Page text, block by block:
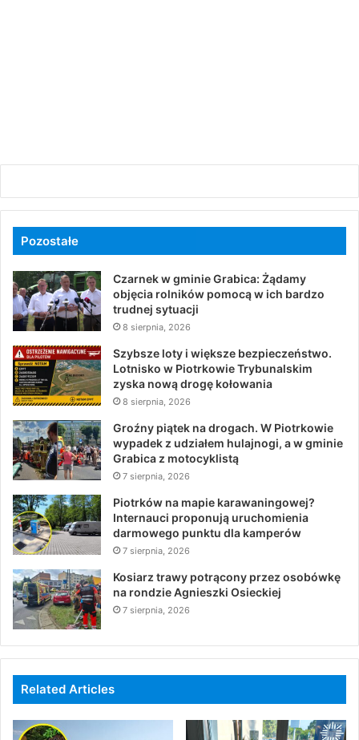
Pozostałe
Czarnek w gminie Grabica: Żądamy
objęcia rolników pomocą w ich bardzo
trudnej sytuacji
8 sierpnia, 2026
Szybsze loty i większe bezpieczeństwo.
Lotnisko w Piotrkowie Trybunalskim
zyska nową drogę kołowania
8 sierpnia, 2026
Groźny piątek na drogach. W Piotrkowie
wypadek z udziałem hulajnogi, a w gminie
Grabica z motocyklistą
7 sierpnia, 2026
Piotrków na mapie karawaningowej?
Internauci proponują uruchomienia
darmowego punktu dla kamperów
7 sierpnia, 2026
Kosiarz trawy potrącony przez osobówkę
na rondzie Agnieszki Osieckiej
7 sierpnia, 2026
Related Articles